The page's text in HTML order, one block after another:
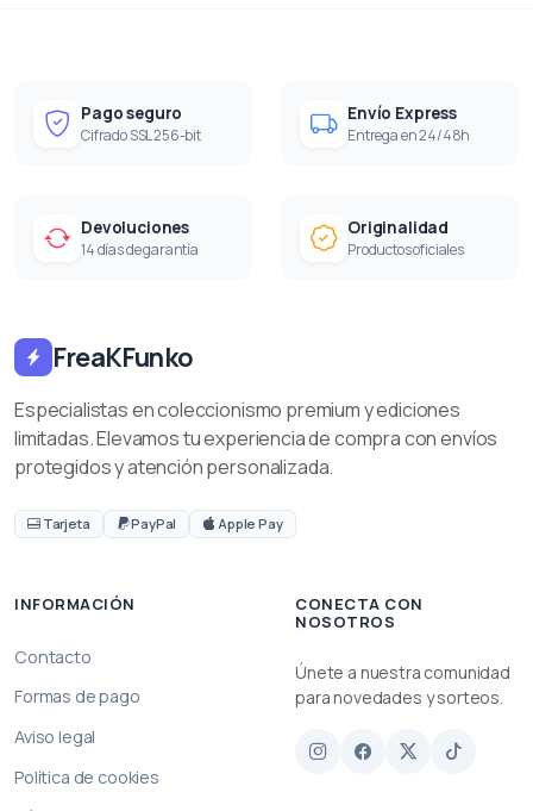
Pago seguro
Cifrado SSL 256-bit
Envío Express
Entrega en 24/48h
Devoluciones
14 días de garantía
Originalidad
Productos oficiales
FreaKFunko
Especialistas en coleccionismo premium y ediciones
limitadas. Elevamos tu experiencia de compra con envíos
protegidos y atención personalizada.
Tarjeta PayPal Apple Pay
INFORMACIÓN
Contacto
Formas de pago
Aviso legal
Política de cookies
CONECTA CON
NOSOTROS
Únete a nuestra comunidad
para novedades y sorteos.